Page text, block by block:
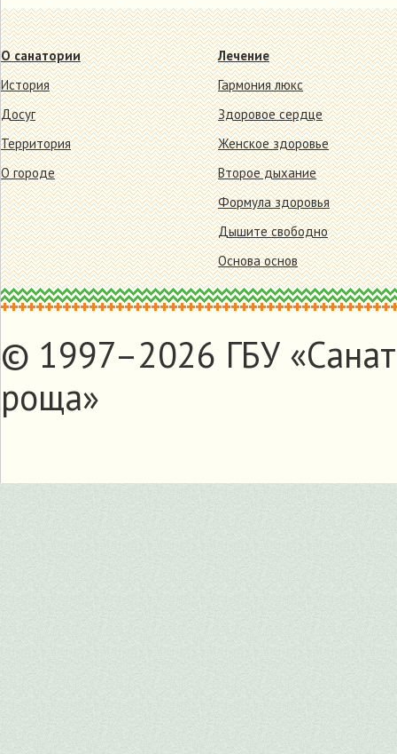
О санатории
История
Досуг
Территория
О городе
Лечение
Гармония люкс
Здоровое сердце
Женское здоровье
Второе дыхание
Формула здоровья
Дышите свободно
Основа основ
© 1997–2026 ГБУ
роща»